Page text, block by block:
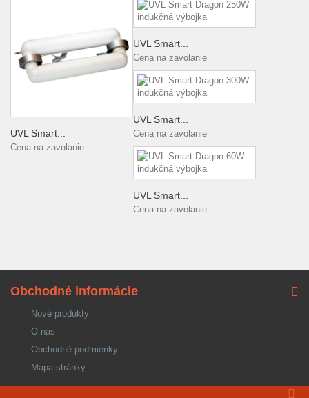
UVL Smart...
Cena na zavolanie
UVL Smart...
Cena na zavolanie
UVL Smart...
Cena na zavolanie
UVL Smart...
Cena na zavolanie
Obchodné informácie
Nové produkty
O nás
Obchodné podmienky
Mapa stránky